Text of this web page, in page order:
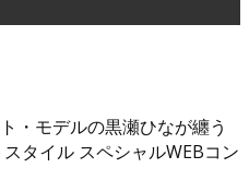
・モデルの黒瀬ひなが纏う
タイル スペシャルWEBコン